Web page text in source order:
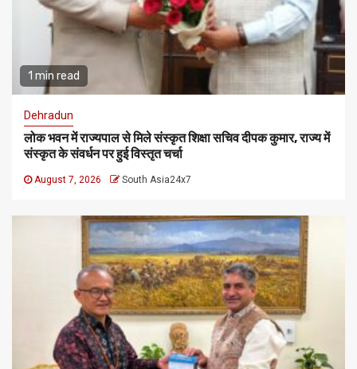
1 min read
Dehradun
लोक भवन में राज्यपाल से मिले संस्कृत शिक्षा सचिव दीपक कुमार, राज्य में
संस्कृत के संवर्धन पर हुई विस्तृत चर्चा
August 7, 2026 South Asia24x7